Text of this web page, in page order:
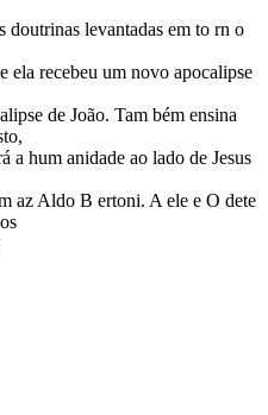
levantadas em to rn o
ela recebeu um novo apocalipse
de João. Tam bém ensina
a hum anidade ao lado de Jesus
az Aldo B ertoni. A ele e O dete